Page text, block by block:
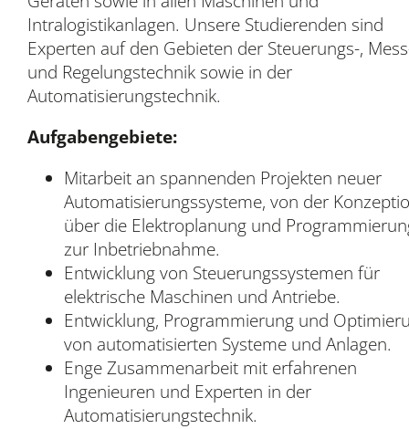
Intralogistikanlagen. Unsere Studierenden sind
Experten auf den Gebieten der Steuerungs-,
und Regelungstechnik sowie in der
Automatisierungstechnik.
Aufgabengebiete:
Mitarbeit an spannenden Projekten neuer
Automatisierungssysteme, von der
über die Elektroplanung und
zur Inbetriebnahme.
Entwicklung von Steuerungssystemen für
elektrische Maschinen und Antriebe.
Entwicklung, Programmierung und
von automatisierten Systeme und Anlagen.
Enge Zusammenarbeit mit erfahrenen
Ingenieuren und Experten in der
Automatisierungstechnik.